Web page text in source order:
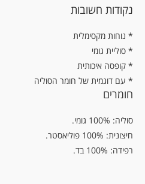
נקודות חשובות
נוחות מקסימלית *
* סוליית גומי
* קופסה איכותית
* עם דוגמית של חומר הסוליה
חומרים
סוליה: 100% גומי.
חיצונית: 100% פוליאסטר.
רפידה: 100% בד.